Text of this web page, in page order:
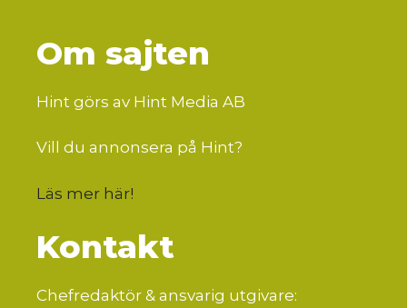
Om sajten
Hint görs av Hint Media AB
Vill du annonsera på Hint?
Läs mer här!
Kontakt
Chefredaktör & ansvarig utgivare: